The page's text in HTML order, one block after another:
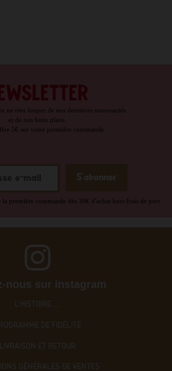
ne rien louper de nos dernières nouveautés
et de nos bons plans.
5€ sur votre première commande
première commande dès 30€ d'achat hors frais de port
nous sur instagram
L'HISTOIRE ....
DE FIDÉLITÉ
LIVRAISON ET RETOUR
GÉNÉRALES DE VENTES